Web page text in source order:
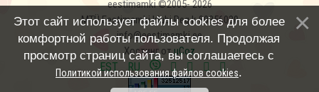
eestimamki ©2005- 2026
MTÜ Eestimamki klubi Reg.k 80356030
info@eestimamki.ee
Хостинг отuCoz
EST RU
Этот сайт использует файлы cookies для более
комфортной работы пользователя. Продолжая
просмотр страниц сайта, вы соглашаетесь с
Политикой использования файлов cookies.